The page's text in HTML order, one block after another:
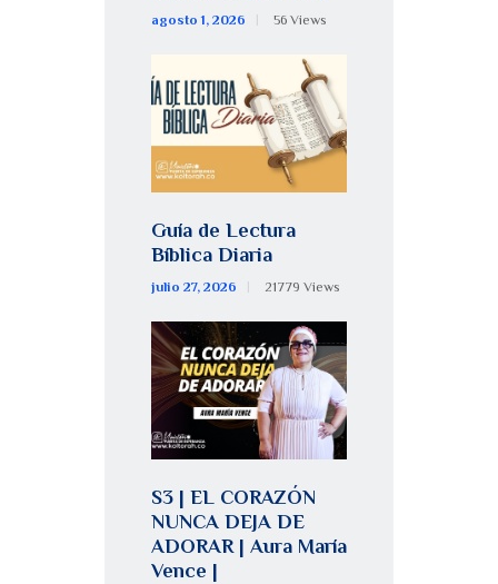
agosto 1, 2026 56 Views
Guía de Lectura
Bíblica Diaria
julio 27, 2026 21779 Views
S3 | EL CORAZÓN
NUNCA DEJA DE
ADORAR | Aura María
Vence |